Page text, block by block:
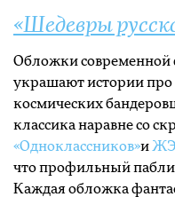
«Шедевры
Обложки современной
украшают истории про
космических
классика наравне со
«Одноклассников»и
что профильный
Каждая обложка